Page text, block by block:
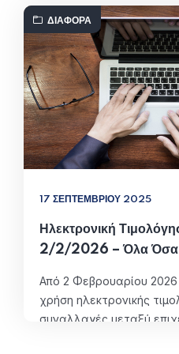
Δεκεμβρίου 2025
αποδοχή πληρωμών
πληρωμής IRIS
πρόσωπα, σύμφωνα με
5193/2025 (ΦΕΚ Α’ 56/11-
μια σημαντική αλλαγή
ΠΕΡΙΣΣΌΤΕΡΑ
ΔΙΆΦΟΡΑ
17 ΣΕΠΤΕΜΒΡΊΟΥ 2025
Ηλεκτρονική
2/2/2026 – Όλα Όσα
Από 2 Φεβρουαρίου 2026
χρήση ηλεκτρονικής
συναλλαγές μεταξύ